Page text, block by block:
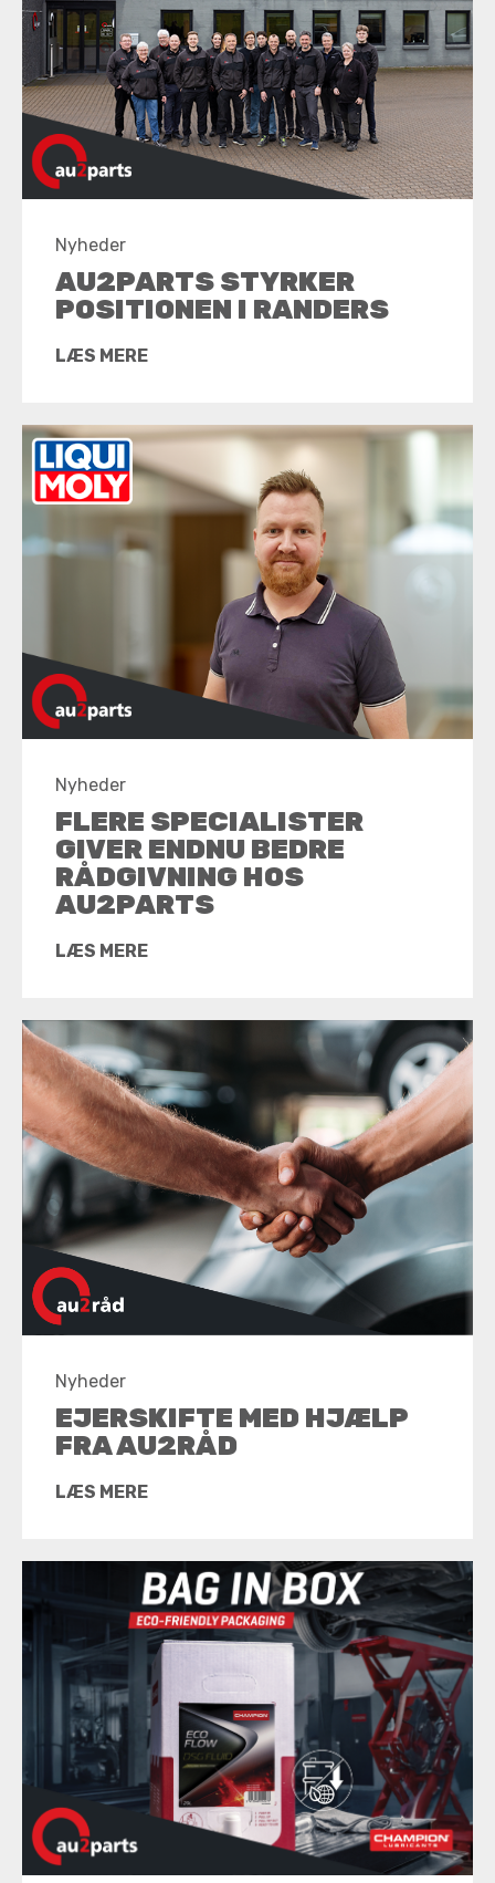
Nyheder
AU2PARTS STYRKER
POSITIONEN I RANDERS
LÆS MERE
Nyheder
FLERE SPECIALISTER
GIVER ENDNU BEDRE
RÅDGIVNING HOS
AU2PARTS
LÆS MERE
Nyheder
EJERSKIFTE MED HJÆLP
FRA AU2RÅD
LÆS MERE